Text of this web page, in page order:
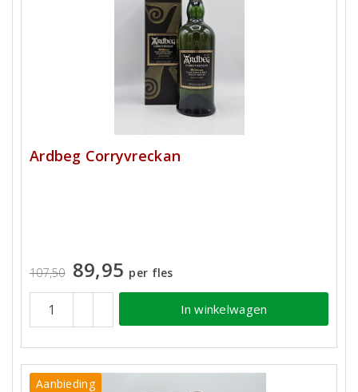
Ardbeg Corryvreckan
107,50 89,95 per fles
In winkelwagen
Aanbieding